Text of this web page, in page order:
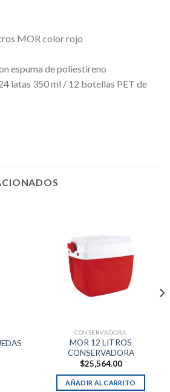
MOR color rojo
espuma de poliestireno
latas 350 ml / 12 botellas PET de
CONSERVADORA
MOR 12 LITROS
CONSERVADORA
$25,564.00
AÑADIR AL CARRITO